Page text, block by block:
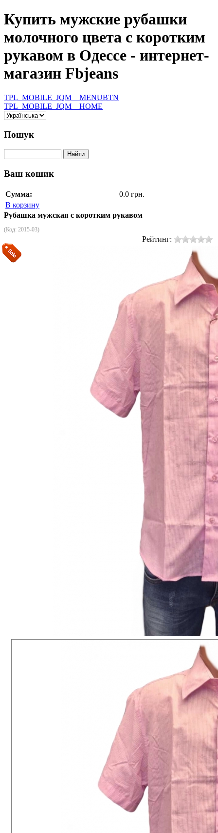
Купить мужские рубашки
молочного цвета с коротким
рукавом в Одессе - интернет-
магазин Fbjeans
TPL_MOBILE_JQM__MENUBTN
TPL_MOBILE_JQM__HOME
Пошук
Ваш кошик
Сумма:
0.0 грн.
В корзину
Рубашка мужская с коротким рукавом
(Код: 2015-03)
Рейтинг: